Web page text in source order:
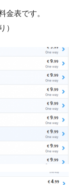
金表です。
）